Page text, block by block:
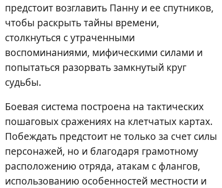
предстоит возглавить Панну и ее спутников,
чтобы раскрыть тайны времени,
столкнуться с утраченными
воспоминаниями, мифическими силами и
попытаться разорвать замкнутый круг
судьбы.
Боевая система построена на тактических
пошаговых сражениях на клетчатых картах.
Побеждать предстоит не только за счет силы
персонажей, но и благодаря грамотному
расположению отряда, атакам с флангов,
использованию особенностей местности и